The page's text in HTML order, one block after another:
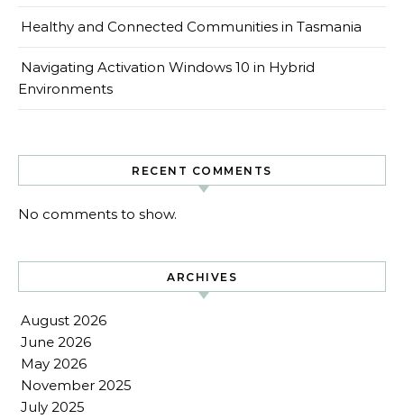
Healthy and Connected Communities in Tasmania
Navigating Activation Windows 10 in Hybrid
Environments
RECENT COMMENTS
No comments to show.
ARCHIVES
August 2026
June 2026
May 2026
November 2025
July 2025